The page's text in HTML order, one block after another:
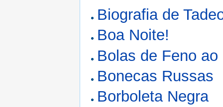
Biografia de
Boa Noite!
Bolas de Feno
Bonecas Russas
Borboleta Negra